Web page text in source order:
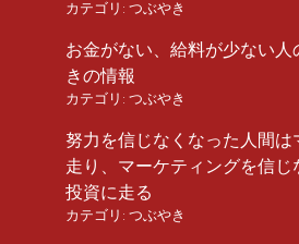
カテゴリ: つぶやき
お金がない、給料が少ない人
きの情報
カテゴリ: つぶやき
努力を信じなくなった人間は
走り、マーケティングを信じ
投資に走る
カテゴリ: つぶやき